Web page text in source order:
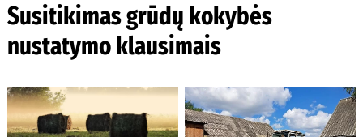
Susitikimas grūdų kokybės
nustatymo klausimais